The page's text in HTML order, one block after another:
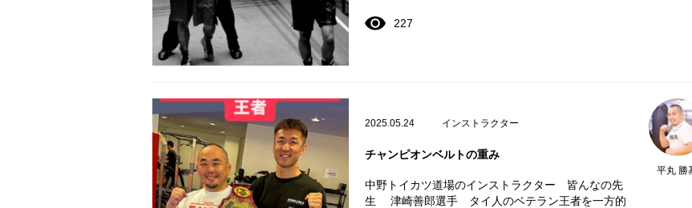
227
2025.05.24 インストラクター
平丸 勝
チャンピオンベルトの重み
中野トイカツ道場のインストラクター 皆んなの先
生 津崎善郎選手 タイ人のベテラン王者を一方的